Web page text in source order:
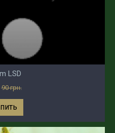
LSD
90 грн.